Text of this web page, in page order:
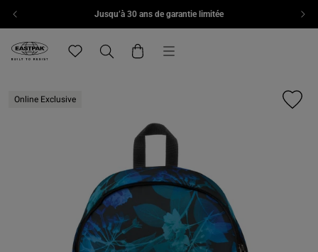
Aller au contenuJusqu’à 30 ans de garantie limitée
Eastpak, accéder à la page d'accueil de eu.eastpak.com
Menu
Online Exclusive